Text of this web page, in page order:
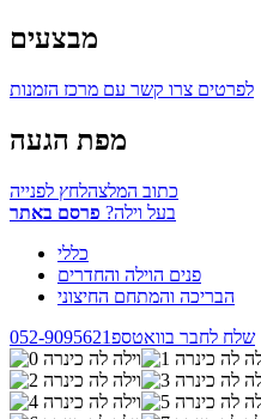
מבצעים
לפרטים צרו קשר עם מרכז הזמנות
מפת הגעה
כתוב המלצהלחץ לפנייה
בעל וילה? פרסם באתר
כללי
פנים הוילה והחדרים
הבריכה והמתחם החיצוני
052-9095621 שלח לחבר בוואטספ